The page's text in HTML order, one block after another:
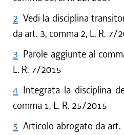
2 Vedi la disciplina
da art. 3, comma 2, L. R. 7/
3 Parole aggiunte al
L. R. 7/2015
4 Integrata la disciplina
comma 1, L. R. 25/2015
5 Articolo abrogato da art.